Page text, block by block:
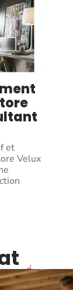
et
Velux